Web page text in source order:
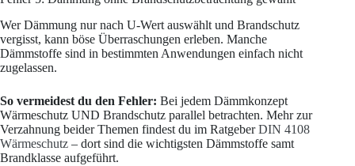
Wer Dämmung nur nach U-Wert auswählt und Brandschutz
vergisst, kann böse Überraschungen erleben. Manche
Dämmstoffe sind in bestimmten Anwendungen einfach nicht
zugelassen.
So vermeidest du den Fehler: Bei jedem Dämmkonzept
Wärmeschutz UND Brandschutz parallel betrachten. Mehr zur
Verzahnung beider Themen findest du im RatgeberDIN 4108
Wärmeschutz – dort sind die wichtigsten Dämmstoffe samt
Brandklasse aufgeführt.